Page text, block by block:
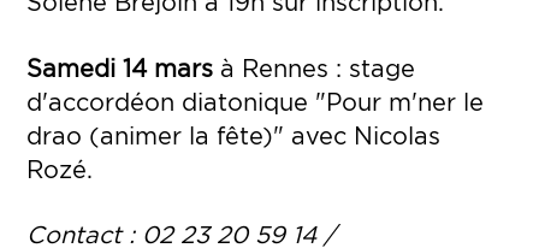
Samedi 14 marsà Rennes : stage
d'accordéon diatonique "Pour m'ner le
drao (animer la fête)" avec Nicolas
Rozé.
Contact : 02 23 20 59 14 /